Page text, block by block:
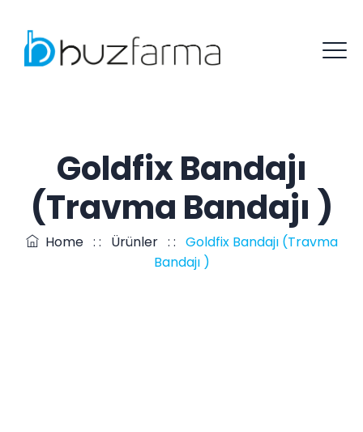
Goldfix Bandajı
(Travma Bandajı )
Home: : Ürünler: : Goldfix Bandajı (Travma
Bandajı )